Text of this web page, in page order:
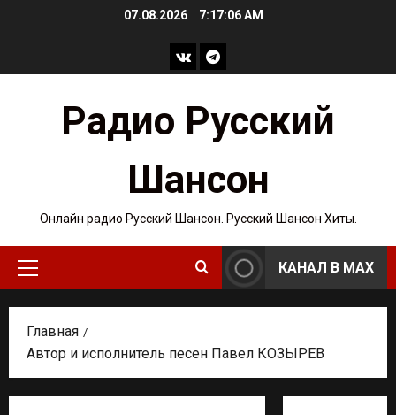
07.08.2026 7:17:07 AM
ВКонтакте
Telegram
Радио Русский
Шансон
Онлайн радио Русский Шансон. Русский Шансон Хиты.
Основное
КАНАЛ В MAX
Главная
Автор и исполнитель песен Павел КОЗЫРЕВ